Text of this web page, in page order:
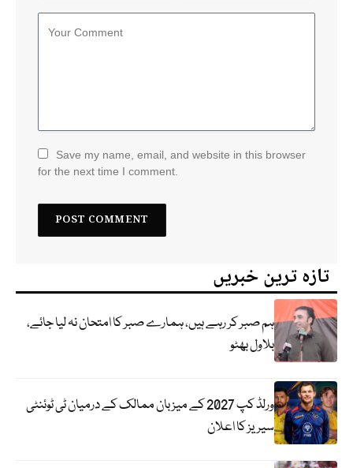
Save my name, email, and website in this browser
for the next time I comment.
تازہ ترین خبریں
ہم صبر کر رہے ہیں، ہمارے صبر کا امتحان نہ لیا جائے،
بلاول بھٹو
ورلڈ کپ 2027 کے میزبان ممالک کے درمیان ٹی ٹوئنٹی
سیریز کا اعلان